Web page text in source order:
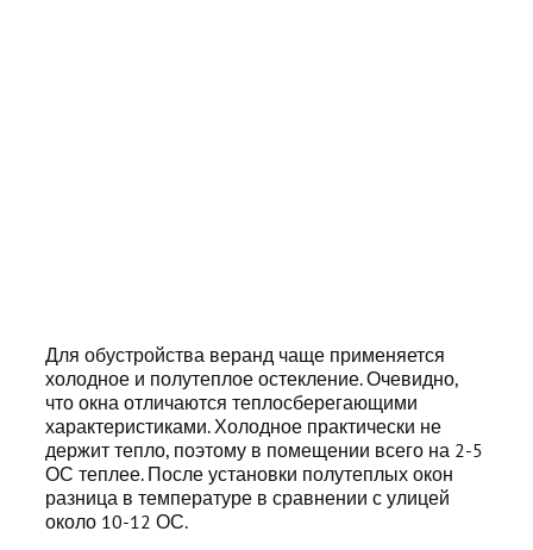
Для обустройства веранд чаще применяется
холодное и полутеплое остекление. Очевидно,
что окна отличаются теплосберегающими
характеристиками. Холодное практически не
держит тепло, поэтому в помещении всего на 2-5
ОС теплее. После установки полутеплых окон
разница в температуре в сравнении с улицей
около 10-12 ОС.